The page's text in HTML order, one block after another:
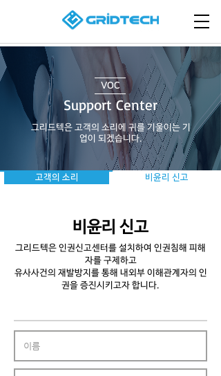
VOC
Support Center
그리드텍은 고객의 소리에 귀를 기울이는 기
업이 되겠습니다.
비윤리 신고
고객의 소리
비윤리 신고
그리드텍은 인권신고센터를 설치하여 인권침해 피해
자를 구제하고
유사사건의 재발방지를 통해 내외부 이해관계자의 인
권을 증진시키고자 합니다.